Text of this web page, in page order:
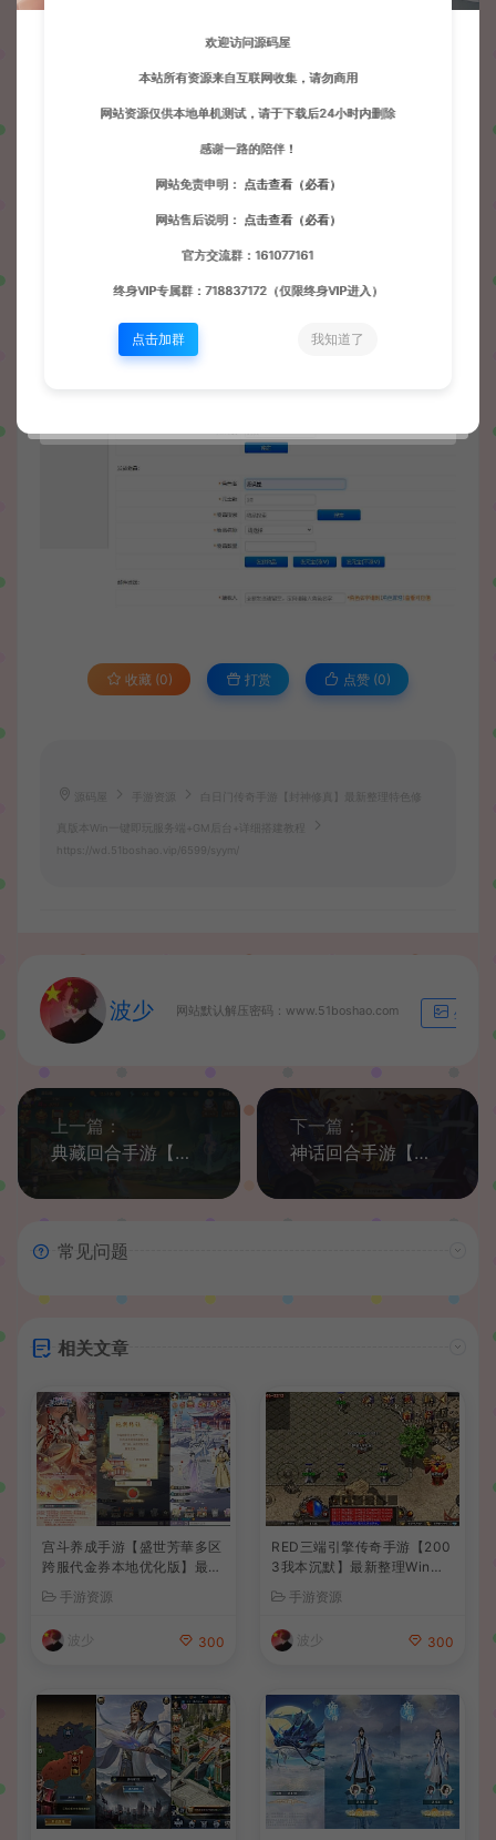
收藏 (0) 打赏 点赞 (0)
手游资源 白日门传奇手游【封神修真】最新整理特色修
真版本Win一键即玩服务端+GM后台+详细搭建教程
https://wd.51boshao.vip/6599/syym/
波少 网站默认解压密码：www.51boshao.com 生成海
上一篇：
典藏回合手游【轩辕剑3】最新整理WIN系服务端+安卓+GM后台+详细搭建教程
下一篇：
神话回合手游【千古传说】最新整理Win系一键即玩服务端+充值后台+详细搭建教程
常见问题
相关文章
宫斗养成手游【盛世芳華多区
跨服代金券本地优化版】最新
手工服务端+CDK授权后台
+安卓+详细搭建教程
手游资源
波少 300
RED三端引擎传奇手游【200
3我本沉默】最新整理Win系
细搭建教程
手游资源
波少 300
欢迎访问源码屋
本站所有资源来自互联网收集，请勿商用
网站资源仅供本地单机测试，请于下载后24小时内删除
感谢一路的陪伴！
网站免责申明： 点击查看（必看）
网站售后说明： 点击查看（必看）
官方交流群：161077161
终身VIP专属群：718837172（仅限终身VIP进入）
点击加群 我知道了